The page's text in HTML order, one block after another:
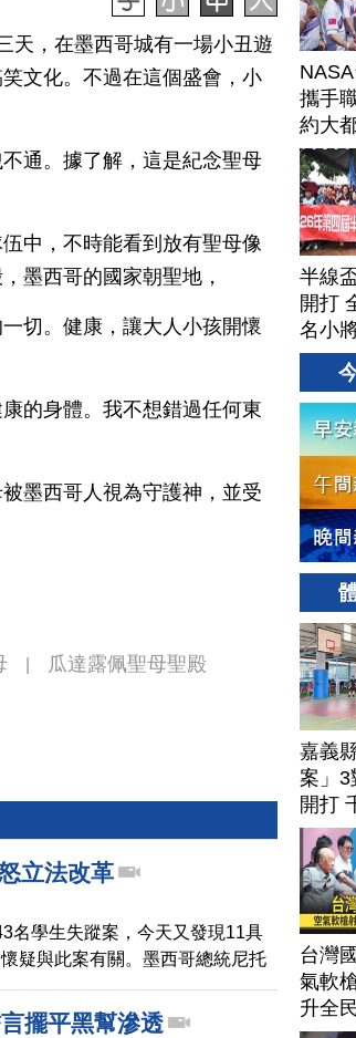
天，在墨西哥城有一場小丑遊
文化。不過在這個盛會，小
通。據了解，這是紀念聖母
中，不時能看到放有聖母像
墨西哥的國家朝聖地，
切。健康，讓大人小孩開懷
的身體。我不想錯過任何東
墨西哥人視為守護神，並受
瓜達露佩聖母聖殿
立法改革
名學生失蹤案，今天又發現11具
疑與此案有關。墨西哥總統尼托
收回權力由中央政府指揮。
擺平黑幫滲透
攜手
約大
球
半線
開打
名小
嘉義
案」3
開打
技
台灣
氣軟
升全